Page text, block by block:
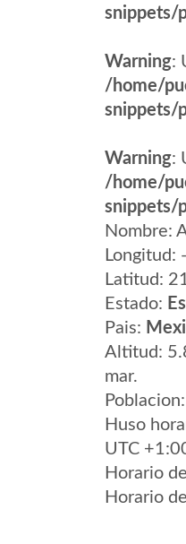
snippets/
Warning:
/home/
snippets/
Warning:
/home/
snippets/
Nombre:
Latitud:
Estado:
Pais:
Altitud:
mar.
Huso
UTC
Horario
Horario